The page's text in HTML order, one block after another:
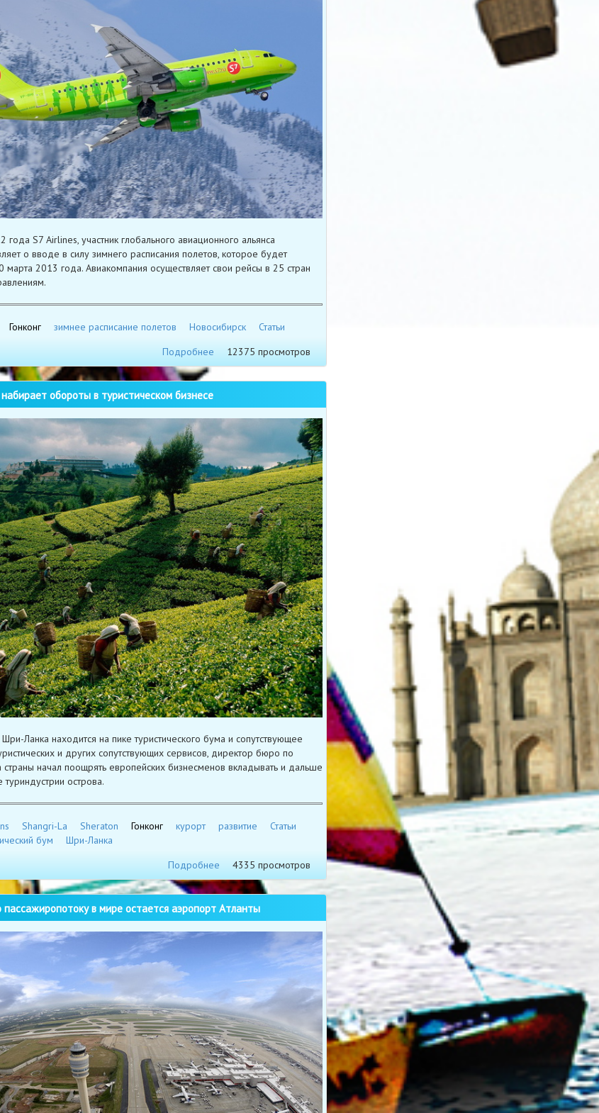
года S7 Airlines, участник глобального авиационного альянса
о вводе в силу зимнего расписания полетов, которое будет
марта 2013 года. Авиакомпания осуществляет свои рейсы в 25 стран
Гонконг зимнее расписание полетов Новосибирск
Статьи
Подробнее
12375 просмотров
обороты в туристическом бизнесе
Шри-Ланка находится на пике туристического бума и сопутствующее
и других сопутствующих сервисов, директор бюро по
страны начал поощрять европейских бизнесменов вкладывать и дальше
туриндустрии острова.
Shangri-La Sheraton Гонконг курорт развитие
Статьи
бум
Шри-Ланка
Подробнее
4335 просмотров
в мире остается аэропорт Атланты